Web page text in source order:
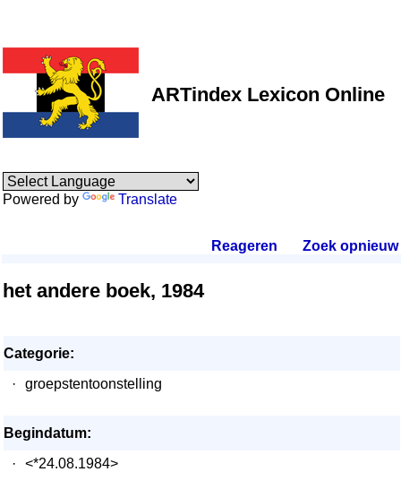
ARTindex Lexicon Online
Powered by Translate
Reageren Zoek opnieuw.
het andere boek, 1984
Categorie:
·
groepstentoonstelling
Begindatum:
·
<*24.08.1984>